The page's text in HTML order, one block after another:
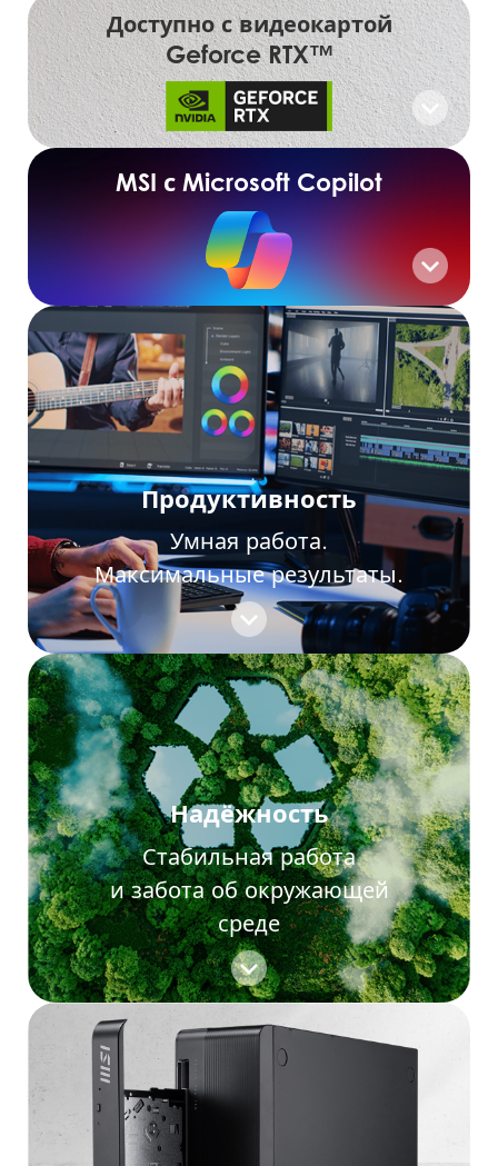
Доступно с видеокартой
Geforce RTX™
MSI с Microsoft Copilot
Продуктивность
Умная работа.
Максимальные результаты.
Надёжность
Стабильная работа
и забота об окружающей
среде